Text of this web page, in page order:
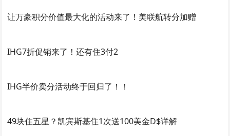
让万豪积分价值最大化的活动来了！美联航转分加赠
IHG7折促销来了！还有住3付2
IHG半价卖分活动终于回归了！！
49块住五星？凯宾斯基住1次送100美金D$详解